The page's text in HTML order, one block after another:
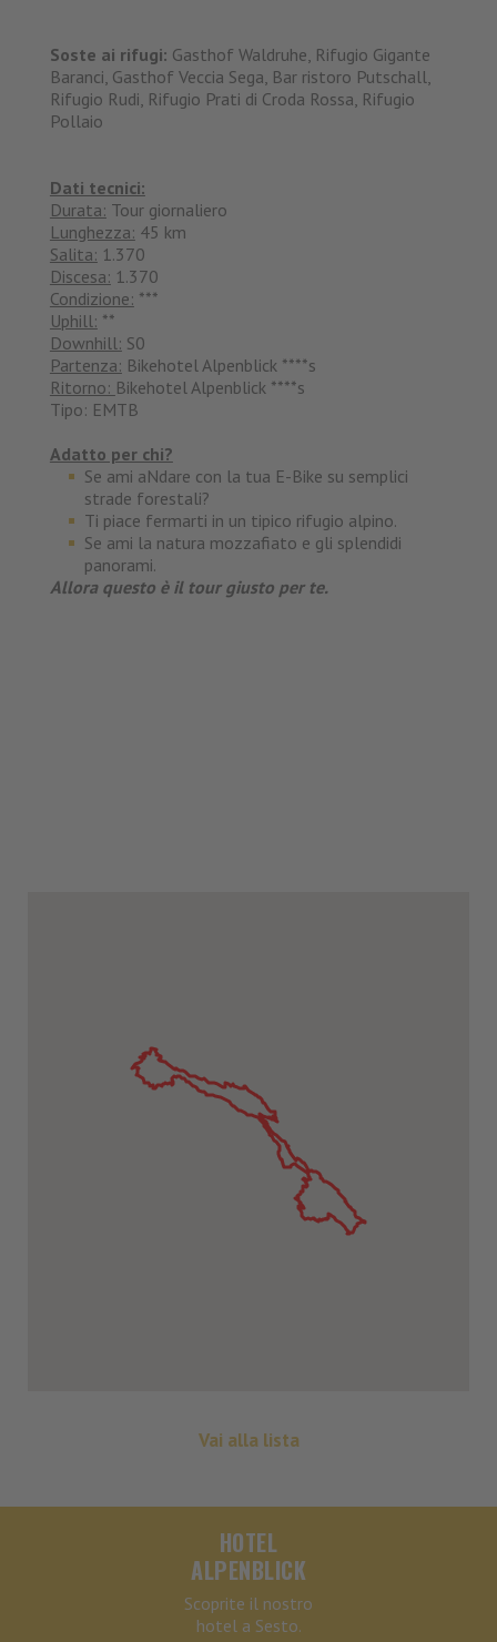
Soste ai rifugi: Gasthof Waldruhe, Rifugio Gigante
Baranci, Gasthof Veccia Sega, Bar ristoro Putschall,
Rifugio Rudi, Rifugio Prati di Croda Rossa, Rifugio
Pollaio
Dati tecnici:
Durata: Tour giornaliero
Lunghezza: 45 km
Salita: 1.370
Discesa: 1.370
Condizione: ***
Uphill: **
Downhill: S0
Partenza: Bikehotel Alpenblick ****s
Ritorno: Bikehotel Alpenblick ****s
Tipo: EMTB
Adatto per chi?
Se ami aNdare con la tua E-Bike su semplici
strade forestali?
Ti piace fermarti in un tipico rifugio alpino.
Se ami la natura mozzafiato e gli splendidi
panorami.
Allora questo è il tour giusto per te.
Vai alla lista
HOTEL
ALPENBLICK
Scoprite il nostro
hotel a Sesto.